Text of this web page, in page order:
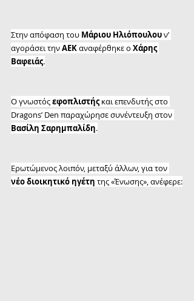
Στην απόφαση του Μάριου Ηλιόπουλου ν’
αγοράσει την ΑΕΚ αναφέρθηκε ο Χάρης
Βαφειάς.
Ο γνωστός εφοπλιστής και επενδυτής στο
Dragons’ Den παραχώρησε συνέντευξη στον
Βασίλη Σαρημπαλίδη.
Ερωτώμενος λοιπόν, μεταξύ άλλων, για τον
νέο διοικητικό ηγέτη της «Ένωσης», ανέφερε: